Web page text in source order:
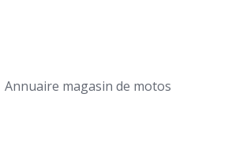
Annuaire magasin de motos